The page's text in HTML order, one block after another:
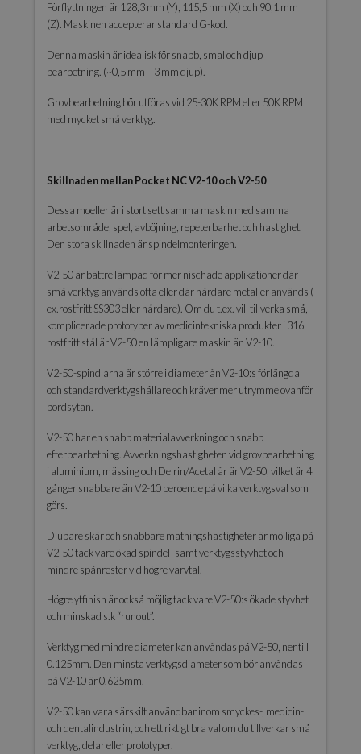
Förflyttningen är 128,3 mm (Y), 115,5 mm (X) och 90,1 mm
(Z). Maskinen accepterar standard G-kod.
Denna maskin är idealisk för snabb, smal och djup
bearbetning. (~0,5 mm – 3 mm djup).
Grovbearbetning bör utföras vid 25-30K RPM eller 50K RPM
med mycket små verktyg.
Skillnaden mellan Pocket NC V2-10 och V2-50
Dessa moeller är i stort sett samma maskin med samma
arbetsområde, spel, avböjning, repeterbarhet och hastighet.
Den stora skillnaden är spindelmonteringen.
V2-50 är bättre lämpad för mer nischade applikationer där
små verktyg används ofta eller där hårdare metaller används (
ex.rostfritt SS303 eller hårdare). Om du t.ex. vill tillverka små,
komplicerade prototyper av medicintekniska produkter i 316L
rostfritt stål är V2-50 en lämpligare maskin än V2-10.
V2-50-spindlarna är större i diameter än V2-10:s förlängda
och standardverktygshållare och kräver mer utrymme ovanför
bordsytan.
V2-50 har en snabb materialavverkning och snabb
efterbearbetning. Avverkningshastigheten vid grovbearbetning
i aluminium, mässing och Delrin/Acetal är är V2-50, vilket är 4
gånger snabbare än V2-10 beroende på vilka verktygsval som
görs.
Djupare skär och snabbare matningshastigheter är möjliga på
V2-50 tack vare ökad spindel- samt verktygsstyvhet och
mindre spånrester vid högre varvtal.
Högre ytfinish är också möjlig tack vare V2-50:s ökade styvhet
och minskad s.k “runout”.
Verktyg med mindre diameter kan användas på V2-50, ner till
0.125mm. Den minsta verktygsdiameter som bör användas
på V2-10 är 0.625mm.
V2-50 kan vara särskilt användbar inom smyckes-, medicin-
och dentalindustrin, och ett riktigt bra val om du tillverkar små
verktyg, delar eller prototyper.